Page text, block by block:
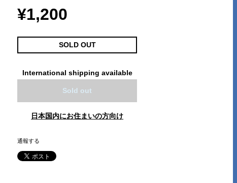
¥1,200
SOLD OUT
International shipping available
Sold out
日本国内にお住まいの方向け
通報する